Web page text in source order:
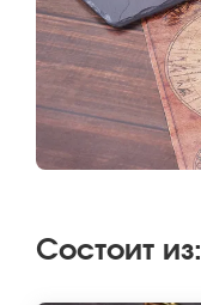
Состоит из: